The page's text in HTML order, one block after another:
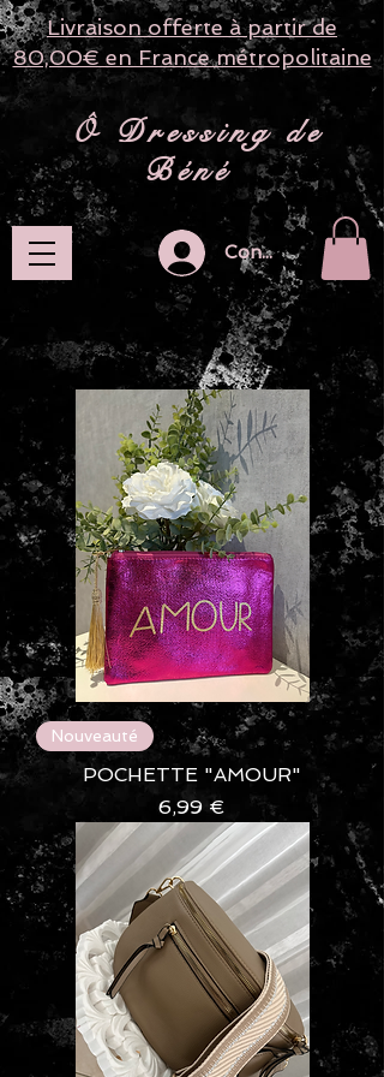
Livraison offerte à partir de
80,00€ en France métropolitaine
​ Ô Dressing de
Béné
Connection
Nouveauté
POCHETTE "AMOUR"
Prix
6,99 €